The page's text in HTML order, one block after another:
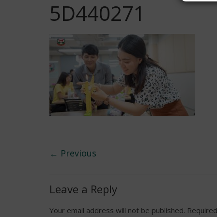
5D440271
← Previous
Leave a Reply
Your email address will not be published.